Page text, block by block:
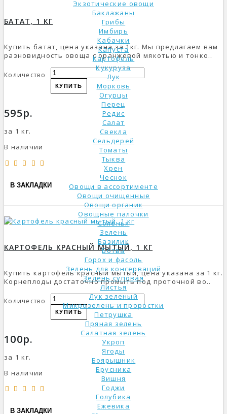
Экзотические овощи
Баклажаны
Грибы
Имбирь
Кабачки
Капуста
Картофель
Кукуруза
Лук
Морковь
Огурцы
Перец
Редис
Салат
Свекла
Сельдерей
Томаты
Тыква
Хрен
Чеснок
Овощи в ассортименте
Овощи очищенные
Овощи органик
Овощные палочки
Соленья
Зелень
Базилик
Ботва
Горох и фасоль
Зелень для консерваций
Зелень суповая
Листья
Лук зеленый
Микрозелень и проростки
Петрушка
Пряная зелень
Салатная зелень
Укроп
Ягоды
Боярышник
Брусника
Вишня
Годжи
Голубика
Ежевика
БАТАТ, 1 КГ
Купить батат, цена указана за 1кг. Мы предлагаем вам
разновидность овоща с оранжевой мякотью и тонко..
Количество
КУПИТЬ
595р.
за 1 кг.
В наличии
В ЗАКЛАДКИ
КАРТОФЕЛЬ КРАСНЫЙ МЫТЫЙ, 1 КГ
Купить картофель красный мытый, цена указана за 1 кг.
Корнеплоды достаточно промыть под проточной во..
Количество
КУПИТЬ
100р.
за 1 кг.
В наличии
В ЗАКЛАДКИ